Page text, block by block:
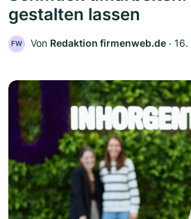
gestalten lassen
FW Von Redaktion firmenweb.de ‧